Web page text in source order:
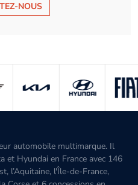
NOUS
automobile multimarque. Il
et Hyundai en France avec 146
l’Aquitaine, l'Île-de-France,